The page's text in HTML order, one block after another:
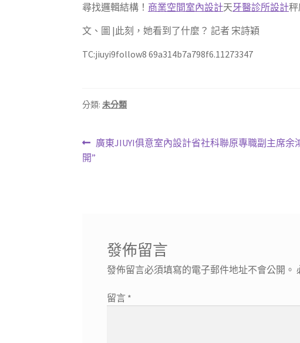
尋找邏輯結構！ 商業空間室內設計天牙醫診所設計
文、圖 |此刻，她看到了什麼？ 記者 宋詩穎
TC:jiuyi9follow8 69a314b7a798f6.11273347
分類:未分類
文
章
上
一
廣東JIUYI俱意室內設計省社科聯原專職副主席余
開”
發佈留言
發佈留言必須填寫的電子郵件地址不會公開。
留言 *